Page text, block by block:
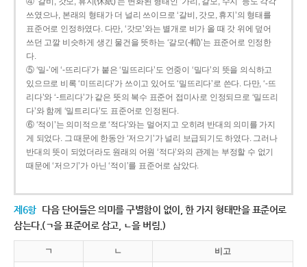
쓰였으나, 본래의 형태가 더 널리 쓰이므로 ‘갈비, 갓모, 휴지’의 형태를
표준어로 인정하였다. 다만, ‘갓모’와는 별개로 비가 올 때 갓 위에 덮어
쓰던 고깔 비슷하게 생긴 물건을 뜻하는 ‘갈모(-帽)’는 표준어로 인정한
다.
⑤ ‘밀-’에 ‘-뜨리다’가 붙은 ‘밀뜨리다’도 언중이 ‘밀다’의 뜻을 의식하고
있으므로 비록 ‘미뜨리다’가 쓰이고 있어도 ‘밀뜨리다’로 쓴다. 다만, ‘-뜨
리다’와 ‘-트리다’가 같은 뜻의 복수 표준어 접미사로 인정되므로 ‘밀뜨리
다’와 함께 ‘밀트리다’도 표준어로 인정된다.
⑥ ‘적이’는 의미적으로 ‘적다’와는 멀어지고 오히려 반대의 의미를 가지
게 되었다. 그 때문에 한동안 ‘저으기’가 널리 보급되기도 하였다. 그러나
반대의 뜻이 되었더라도 원래의 어원 ‘적다’와의 관계는 부정할 수 없기
때문에 ‘저으기’가 아닌 ‘적이’를 표준어로 삼았다.
제6항 다음 단어들은 의미를 구별함이 없이, 한 가지 형태만을 표준어로
삼는다.(ㄱ을 표준어로 삼고, ㄴ을 버림.)
ㄱ ㄴ 비고